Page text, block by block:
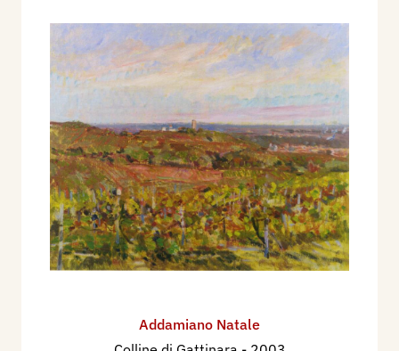
Addamiano Natale